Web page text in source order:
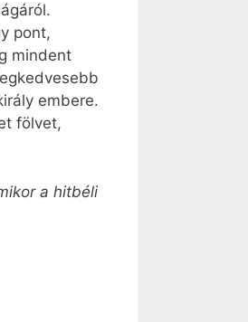
pont,
mindent
embere.
fölvet,
a hitbéli